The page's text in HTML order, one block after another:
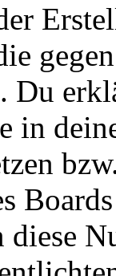
Du
in
diese